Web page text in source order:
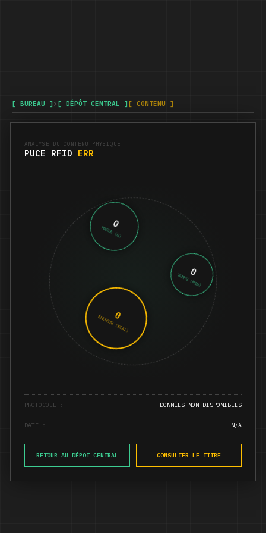
[ BUREAU ]>[ DÉPÔT CENTRAL ][ CONTENU ]
ANALYSE DU CONTENU PHYSIQUE
PUCE RFID ERR
0
MASSE (G)
0
TEMPS (MIN)
0
ÉNERGIE (KCAL)
PROTOCOLE : DONNÉES NON DISPONIBLES
DATE : N/A
RETOUR AU DÉPOT CENTRAL CONSULTER LE TITRE